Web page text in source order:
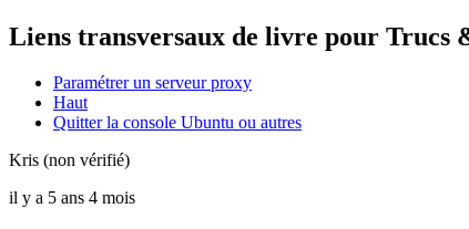
Liens transversaux de livre pour Trucs
Paramétrer un serveur proxy
Haut
Quitter la console Ubuntu ou autres
Kris (non vérifié)
il y a 5 ans 4 mois